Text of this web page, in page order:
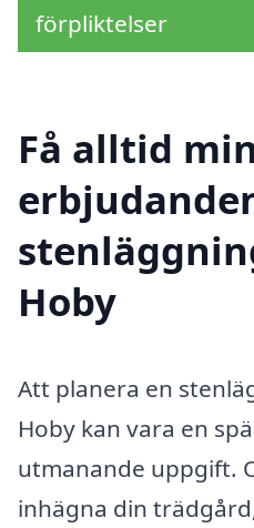
förpliktelser
Få alltid
Hoby
Att planera en
Hoby kan vara en
utmanande uppgift.
inhägna din